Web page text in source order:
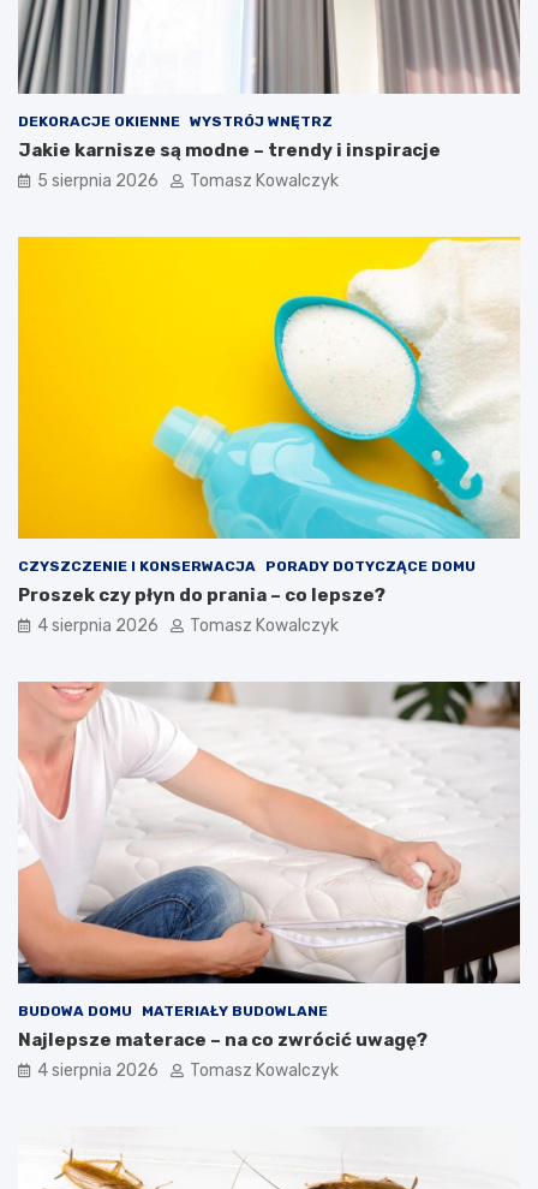
DEKORACJE OKIENNE WYSTRÓJ WNĘTRZ
Jakie karnisze są modne – trendy i inspiracje
5 sierpnia 2026 Tomasz Kowalczyk
CZYSZCZENIE I KONSERWACJA PORADY DOTYCZĄCE DOMU
Proszek czy płyn do prania – co lepsze?
4 sierpnia 2026 Tomasz Kowalczyk
BUDOWA DOMU MATERIAŁY BUDOWLANE
Najlepsze materace – na co zwrócić uwagę?
4 sierpnia 2026 Tomasz Kowalczyk